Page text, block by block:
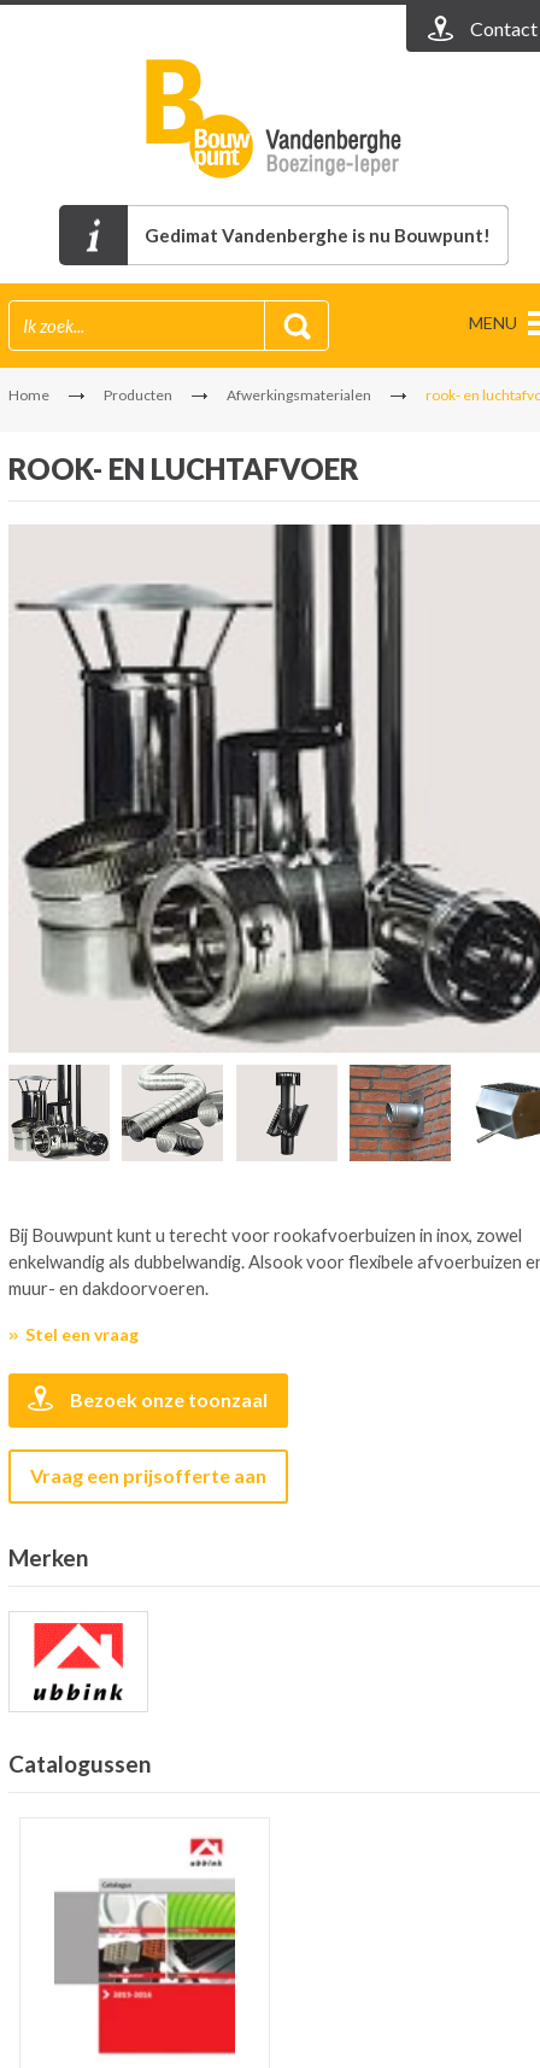
Contact
Gedimat Vandenberghe is nu Bouwpunt!
MENU
Home Producten Afwerkingsmaterialen rook- en
ROOK- EN LUCHTAFVOER
Bij Bouwpunt kunt u terecht voor rookafvoerbuizen in inox, zowel
enkelwandig als dubbelwandig. Alsook voor flexibele afvoerbuizen
muur- en dakdoorvoeren.
Stel een vraag
Bezoek onze toonzaal
Vraag een prijsofferte aan
Merken
Catalogussen